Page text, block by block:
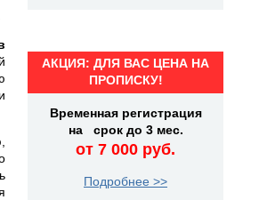
АКЦИЯ: ДЛЯ ВАС ЦЕНА НА
ПРОПИСКУ!
Временная регистрация
на срок до 3 мес.
от 7 000 руб.
Подробнее >>